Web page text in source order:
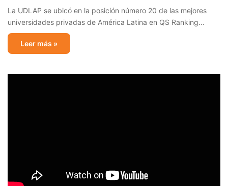
La UDLAP se ubicó en la posición número 20 de las mejores
universidades privadas de América Latina en QS Ranking…
Leer más »